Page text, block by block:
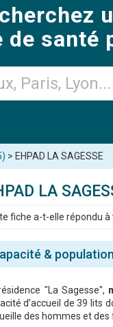
de santé
> EHPAD LA SAGESSE
LA
fiche a-t-elle répondu à
&
résidence "La Sagesse",
d’accueil de 39 lits
des hommes et des